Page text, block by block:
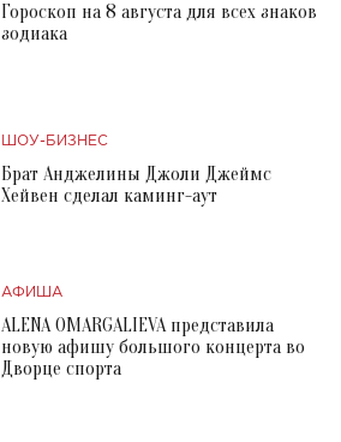
Гороскоп на 8 августа для всех знаков
зодиака
ШОУ-БИЗНЕС
Брат Анджелины Джоли Джеймс
Хейвен сделал каминг-аут
АФИША
ALENA OMARGALIEVA представила
новую афишу большого концерта во
Дворце спорта